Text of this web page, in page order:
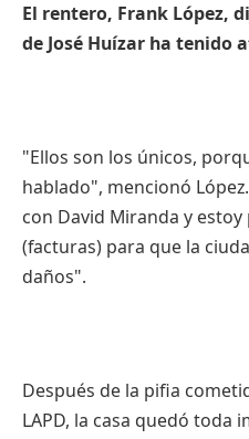
El rentero, Frank López,
de José Huízar ha tenido
"Ellos son los únicos,
hablado", mencionó
con David Miranda y
(facturas) para que la
daños".
Después de la pifia
LAPD, la casa quedó toda